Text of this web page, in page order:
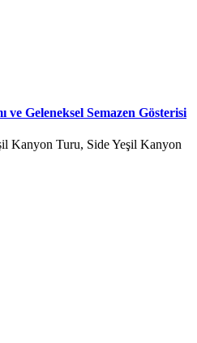
ve Geleneksel Semazen Gösterisi
Kanyon Turu, Side Yeşil Kanyon